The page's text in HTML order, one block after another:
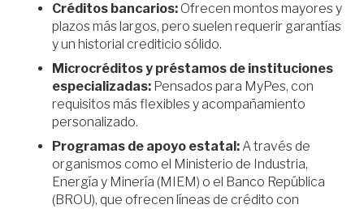
Créditos bancarios: Ofrecen montos mayores y
plazos más largos, pero suelen requerir garantías
y un historial crediticio sólido.
Microcréditos y préstamos de instituciones
especializadas: Pensados para MyPes, con
requisitos más flexibles y acompañamiento
personalizado.
Programas de apoyo estatal:A través de
organismos como el Ministerio de Industria,
Energía y Minería (MIEM) o el Banco República
(BROU), que ofrecen líneas de crédito con